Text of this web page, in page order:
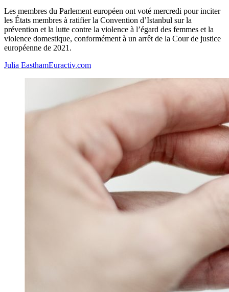
Les membres du Parlement européen ont voté mercredi pour inciter
les États membres à ratifier la Convention d’Istanbul sur la
prévention et la lutte contre la violence à l’égard des femmes et la
violence domestique, conformément à un arrêt de la Cour de justice
européenne de 2021.
Julia EasthamEuractiv.com